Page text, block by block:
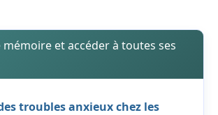
et accéder à toutes ses
troubles anxieux chez les